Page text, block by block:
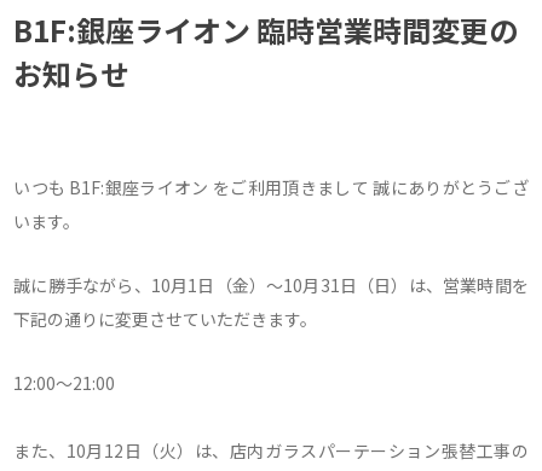
B1F:銀座ライオン 臨時営業時間変更の
お知らせ
いつも B1F:銀座ライオン をご利用頂きまして 誠にありがとうござ
います。
誠に勝手ながら、10月1日（金）～10月31日（日）は、営業時間を
下記の通りに変更させていただきます。
12:00～21:00
また、10月12日（火）は、店内ガラスパーテーション張替工事の